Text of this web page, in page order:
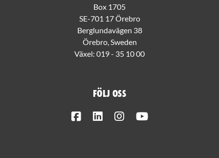
Box 1705
SE-701 17 Örebro
Berglundavägen 38
Örebro, Sweden
Växel: 019 - 35 10 00
Följ oss
FacebookLinkedInInstagram